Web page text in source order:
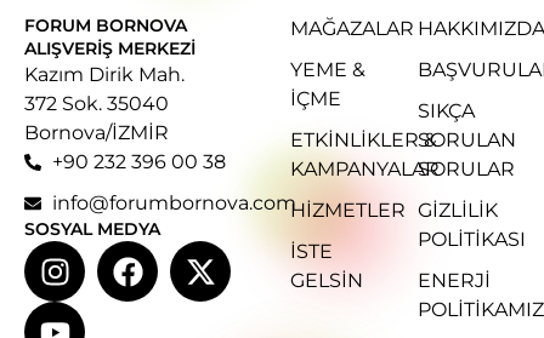
FORUM BORNOVA
ALIŞVERIŞ MERKEZI
Kazım Dirik Mah.
372 Sok. 35040
Bornova/İZMİR
+90 232 396 00 38
info@forumbornova.com
SOSYAL MEDYA
MAĞAZALAR
YEME &
İÇME
ETKINLIKLER &
KAMPANYALAR
HIZMETLER
İSTE
GELSIN
HAKKIMIZDA
SIKÇA
SORULAN
SORULAR
GIZLILIK
POLITIKASI
ENERJI
POLITIKAMIZ